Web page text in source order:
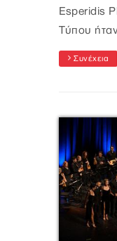
Esperidis
Τύπου
Συνέχεια